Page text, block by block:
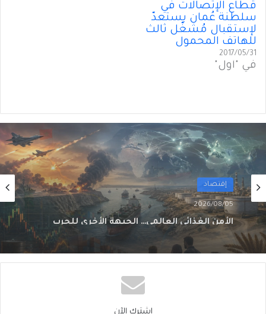
قطاع الإتصالات في
سلطنة عُمان يستعدّ
لإستقبال مُشغّل ثالث
للهاتف المحمول
2017/05/31
في "أول"
أول
2026/08/02
من الغاز إلى الجغرافيا السياسية… ماذا يُغيّرُ خط
نيجيريا–المغرب؟
اشترك الآن